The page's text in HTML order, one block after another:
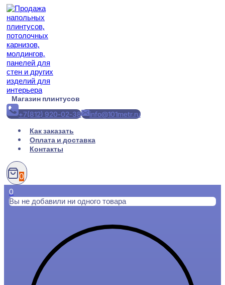
Перейти
содержимому
Магазин плинтусов
+7(812) 920-02-38
info@101metr.ru
Как заказать
Оплата и доставка
Контакты
0
0
Вы не добавили ни одного товара